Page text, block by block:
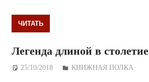
ЧИТАТЬ
Легенда длиной в столетие
25/10/2018 Дежурный по Редакции
КНИЖНАЯ ПОЛКА